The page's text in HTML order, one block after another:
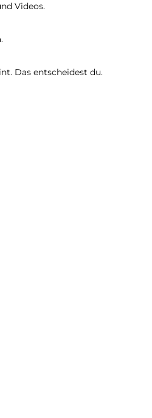
Videos.
Das entscheidest du.